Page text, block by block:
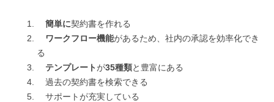
簡単に契約書を作れる
ワークフロー機能があるため、社内の承認を効率化でき
る
テンプレートが35種類と豊富にある
過去の契約書を検索できる
サポートが充実している